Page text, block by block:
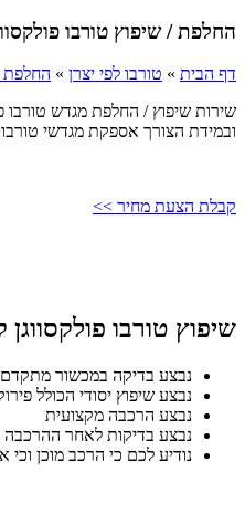
החלפת / שיפוץ טורבו
דף הבית » טורבו לפי יצרן » החלפת
שירות שיפוץ / החלפת מגדש טורבו
ובמידת הצורך אספקת מגדשי טורבו
קבלת הצעת מחיר >>
שיפוץ טורבו
נבצע בדיקה במכשור מתקדם
נבצע שיפוץ יסודי הכולל
נבצע הרכבה מקצועית
נבצע בדיקות לאחר ההרכבה
נודיע לכם כי הרכב מוכן